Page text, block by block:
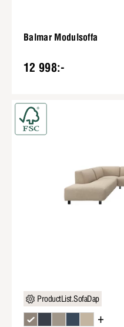
Balmar Modulsoffa
12 998:-
ProductList.SofaDap
+